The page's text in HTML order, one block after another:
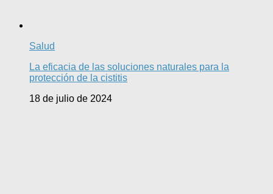
Salud
La eficacia de las soluciones naturales para la
protección de la cistitis
18 de julio de 2024